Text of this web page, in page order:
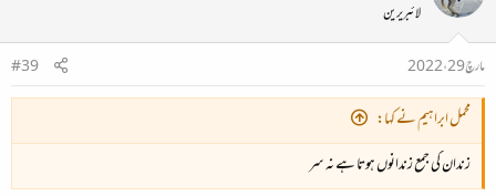
لائبریرین
مارچ 29، 2022
#39
محمل ابراہیم نے کہا:
زندان کی جمع زندانوں ہوتا ہے نہ سر